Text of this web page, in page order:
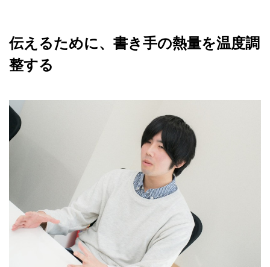
伝えるために、書き手の熱量を温度調
整する